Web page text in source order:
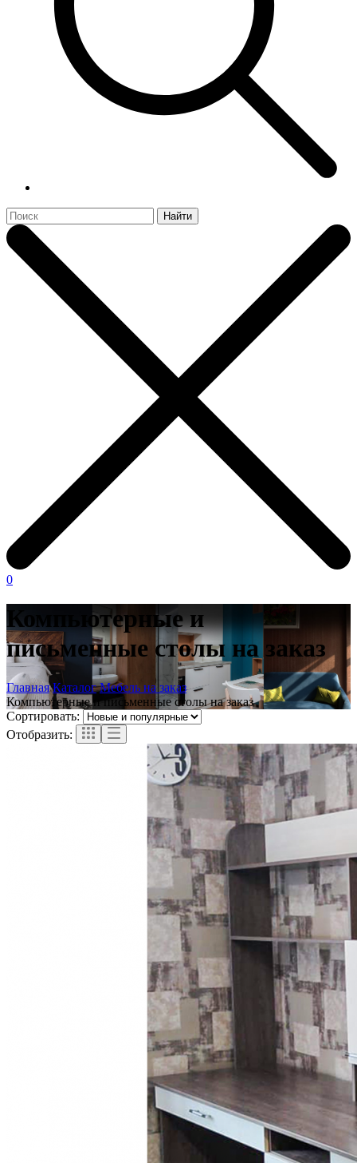
Найти
0
Компьютерные и
письменные столы на заказ
Главная Каталог Мебель на заказ
Компьютерные и письменные столы на заказ
Сортировать:
Отобразить: